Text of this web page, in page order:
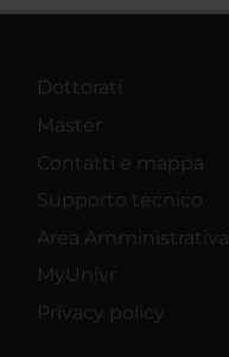
Dottorati
Master
Contatti e mappa
Supporto tecnico
Area Amministrativa
MyUnivr
Privacy policy